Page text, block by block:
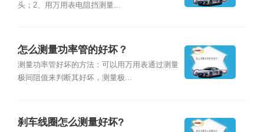
头；2、用万用表电阻挡测量...
怎么测量功率管的好坏？
测量功率管好坏的方法：可以用万用表通过测量
极间阻值来判断其好坏，测量极...
刹车线圈怎么测量好坏?